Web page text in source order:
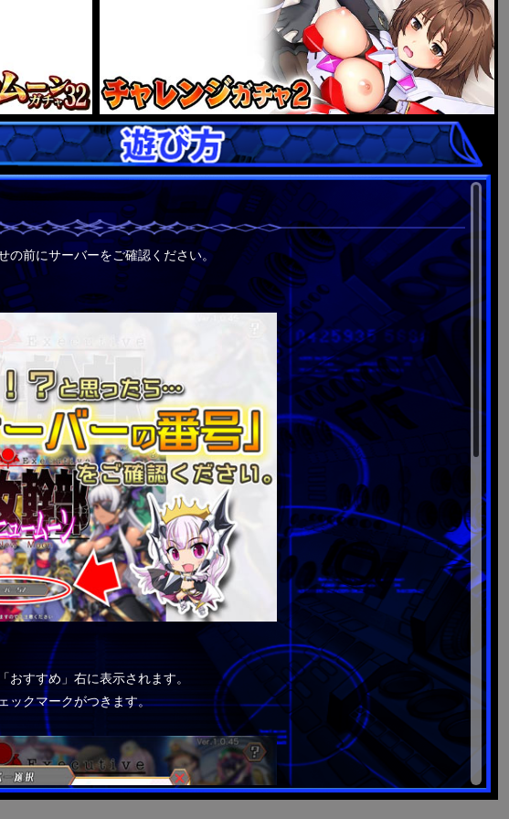
の前にサーバーをご確認ください。
すすめ」右に表示されます。
ックマークがつきます。